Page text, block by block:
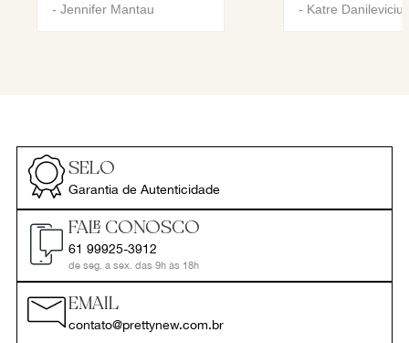
- Jennifer Mantau - Katre Danilevicius
SELO
Garantia de Autenticidade
FALE CONOSCO
61 99925-3912
de seg. a sex. das 9h às 18h
EMAIL
contato@prettynew.com.br